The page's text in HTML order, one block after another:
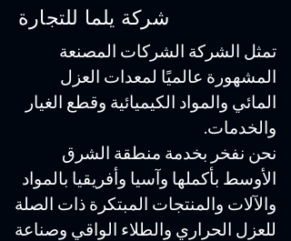
شركة يلما للتجارة
تمثل الشركة الشركات المصنعة
المشهورة عالميًا لمعدات العزل
المائي والمواد الكيميائية وقطع الغيار
والخدمات.
نحن نفخر بخدمة منطقة الشرق
الأوسط بأكملها وآسيا وأفريقيا بالمواد
والآلات والمنتجات المبتكرة ذات الصلة
للعزل الحراري والطلاء الواقي وصناعة